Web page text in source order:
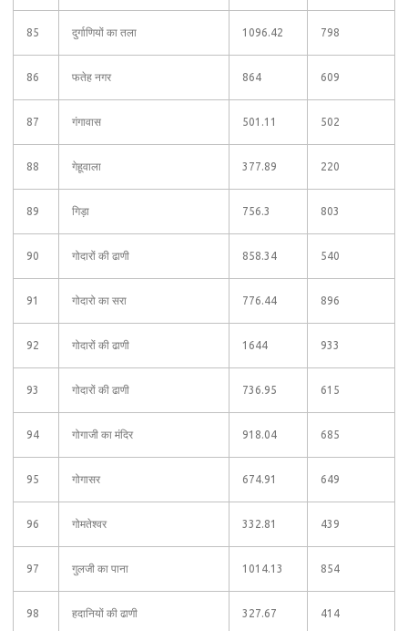
85 दुर्गाणियों का तला 1096.42 798
86 फतेह नगर 864 609
87 गंगावास 501.11 502
88 गेहूवाला 377.89 220
89 गिड़ा 756.3 803
90 गोदारों की ढाणी 858.34 540
91 गोदारो का सरा 776.44 896
92 गोदारों की ढाणी 1644 933
93 गोदारों की ढाणी 736.95 615
94 गोगाजी का मंदिर 918.04 685
95 गोगासर 674.91 649
96 गोमतेश्वर 332.81 439
97 गुलजी का पाना 1014.13 854
98 हदानियों की ढाणी 327.67 414